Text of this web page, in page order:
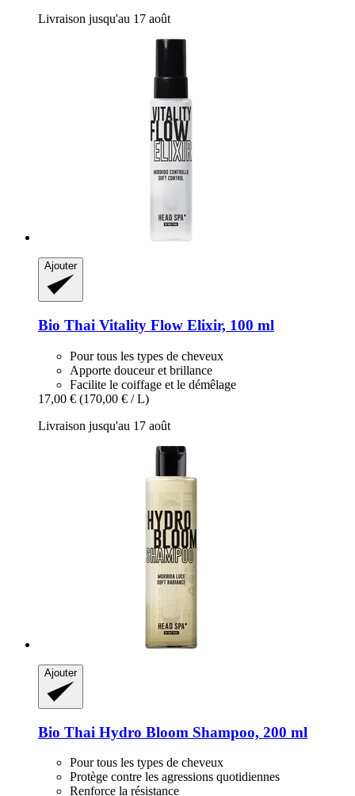
Livraison jusqu'au 17 août
Ajouter
Bio Thai Vitality Flow Elixir, 100 ml
Pour tous les types de cheveux
Apporte douceur et brillance
Facilite le coiffage et le démêlage
17,00 € (170,00 € / L)
Livraison jusqu'au 17 août
Ajouter
Bio Thai Hydro Bloom Shampoo, 200 ml
Pour tous les types de cheveux
Protège contre les agressions quotidiennes
Renforce la résistance